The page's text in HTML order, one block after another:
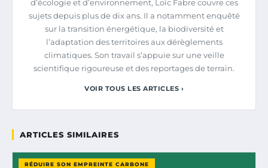
d’écologie et d’environnement, Loïc Fabre couvre ces
sujets depuis plus de dix ans. Il a notamment enquêté
sur la transition énergétique, la biodiversité et
l’adaptation des territoires aux dérèglements
climatiques. Son travail s’appuie sur une veille
scientifique rigoureuse et des reportages de terrain.
VOIR TOUS LES ARTICLES ›
ARTICLES SIMILAIRES
RÉDUIRE SON EMPREINTE CARBONE